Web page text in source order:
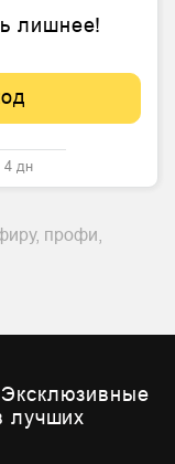
лишнее!
4 дн
профи,
лучших